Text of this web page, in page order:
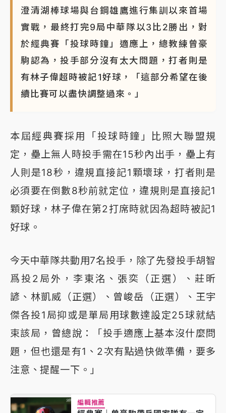
澄清湖棒球場與台鋼雄鷹進行集訓以來首場
實戰，最終打完9局中華隊以3比2勝出，對
於經典賽「投球時鐘」適應上，總教練曾豪
駒認為，投手部分沒有太大問題，打者則是
有林子偉超時被記1好球，「這部分希望在後
續比賽可以盡快調整過來。」
本屆經典賽採用「投球時鐘」比照大聯盟規
定，壘上無人時投手需在15秒內出手，壘上有
人則是18秒，違規直接記1顆壞球，打者則是
必須要在倒數8秒前就定位，違規則是直接記1
顆好球，林子偉在第2打席時就因為超時被記1
好球。
今天中華隊共動用7名投手，除了先發投手胡智
爲投2局外，李東洺、張奕（正選）、莊昕
諺、林凱威（正選）、曾峻岳（正選）、王宇
傑各投1局抑或是單局用球數達設定25球就結
束該局，曾總說：「投手適應上基本沒什麼問
題，但也還是有1、2次有點過快做準備，要多
注意、提醒一下。」
編輯推薦